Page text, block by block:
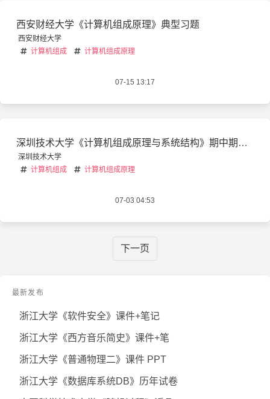
西安财经大学《计算机组成原理》典型习题
西安财经大学
计算机组成
计算机组成原理
07-15 13:17
深圳技术大学《计算机组成原理与系统结构》期中期末复习
深圳技术大学
计算机组成
计算机组成原理
07-03 04:53
下一页
最新发布
浙江大学《软件安全》课件+笔记
浙江大学《西方音乐简史》课件+笔
浙江大学《普通物理二》课件 PPT
浙江大学《数据库系统DB》历年试卷